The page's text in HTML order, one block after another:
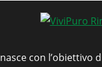
nasce con l’obiettivo